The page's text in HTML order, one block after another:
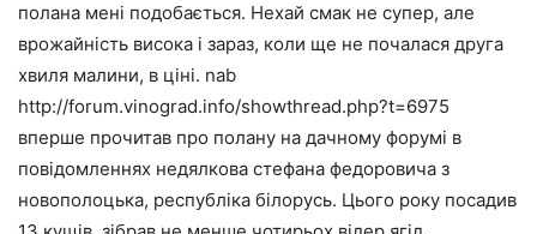
полана мені подобається. Нехай смак не супер, але
врожайність висока і зараз, коли ще не почалася друга
хвиля малини, в ціні. nab
http://forum.vinograd.info/showthread.php?t=6975
вперше прочитав про полану на дачному форумі в
повідомленнях недялкова стефана федоровича з
новополоцька, республіка білорусь. Цього року посадив